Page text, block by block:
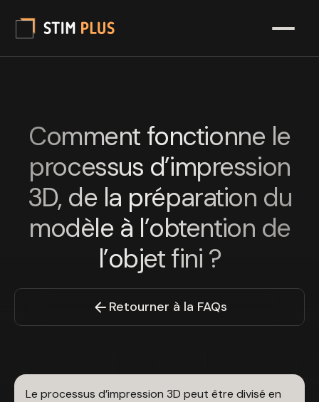
Comment fonctionne le
processus d’impression
3D, de la préparation du
modèle à l’obtention de
l’objet fini ?
Retourner à la FAQs
Le processus d’impression 3D peut être divisé en